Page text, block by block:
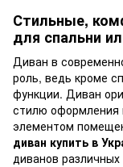
Стильные,
для спальни
Диван в
роль, ведь кроме
функции. Диван
стилю оформления
элементом
диван купить в
диванов